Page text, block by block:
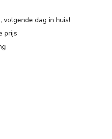
volgende dag in huis!
prijs